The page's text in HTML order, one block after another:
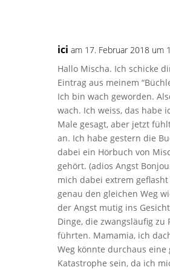
ici am 17. Februar 2018 um
Hallo Mischa. Ich schicke
Eintrag aus meinem
Ich bin wach geworden.
wach. Ich weiss, das habe
Male gesagt, aber jetzt
an. Ich habe gestern die
dabei ein Hörbuch von
gehört. (adios Angst
mich dabei extrem
genau den gleichen Weg
der Angst mutig ins
Dinge, die zwangsläufig zu
führten. Mamamia, ich
Weg könnte durchaus eine
Katastrophe sein, da ich